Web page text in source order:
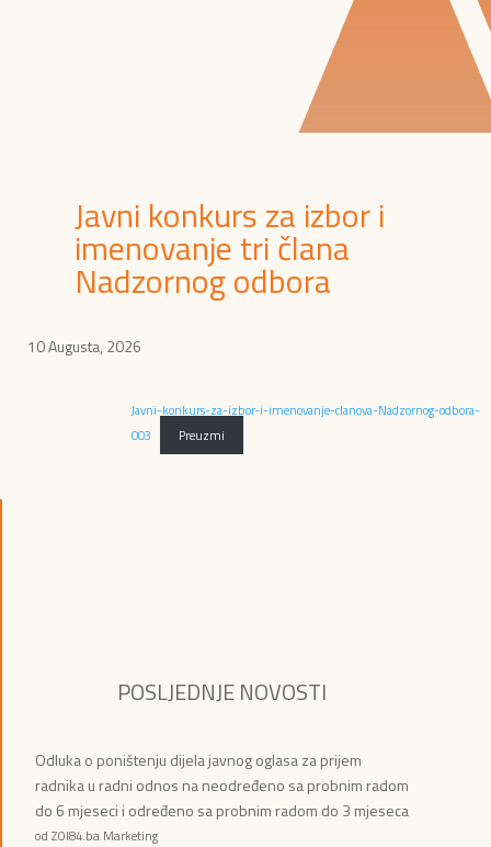
Javni konkurs za izbor i
imenovanje tri člana
Nadzornog odbora
10 Augusta, 2026
Javni-konkurs-za-izbor-i-imenovanje-clanova-Nadzornog-odbora-
003
Preuzmi
POSLJEDNJE NOVOSTI
Odluka o poništenju dijela javnog oglasa za prijem
radnika u radni odnos na neodređeno sa probnim radom
do 6 mjeseci i određeno sa probnim radom do 3 mjeseca
od ZOI84.ba Marketing